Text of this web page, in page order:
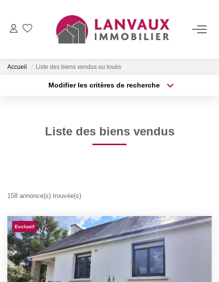
Je Suis Propriétaire Et Je Souhaite Mettre Mon Bien
NOTRE AGENCE
Présentation
Notre Équipe
Nos Actualités
Avis Clients
Accueil Liste des biens vendus ou loués
Modifier les critères de recherche
Liste des biens vendus
158 annonce(s) trouvée(s)
Exclusif